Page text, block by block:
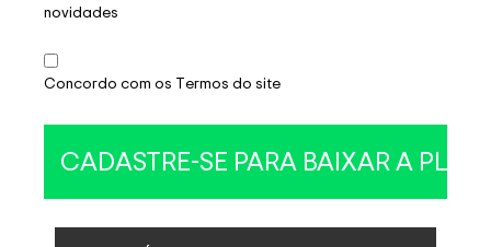
novidades
Concordo com os Termos do site